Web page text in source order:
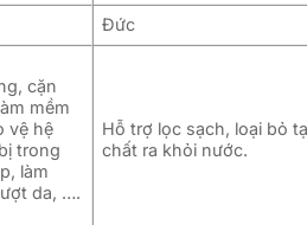
Đức
cặn
mềm
vệ hệ
trong
làm
da, ….
Hỗ trợ lọc sạch, loại bỏ
chất ra khỏi nước.